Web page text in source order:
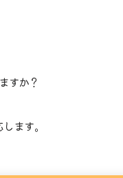
すか？
ます。